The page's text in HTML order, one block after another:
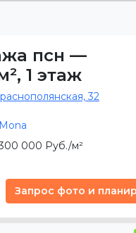
псн —
, 1 этаж
32
Mona
000 Руб./м²
Запрос фото и